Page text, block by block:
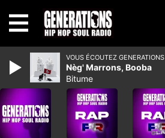
VOUS ÉCOUTEZ GENERATIONS
Nèg' Marrons, Booba
Bitume